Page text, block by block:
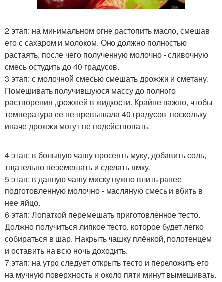
2 этап: на минимальном огне растопить масло, смешав
его с сахаром и молоком. Оно должно полностью
растаять, после чего полученную молочно - сливочную
смесь остудить до 40 градусов.
3 этап: с молочной смесью смешать дрожжи и сметану.
Помешивать получившуюся массу до полного
растворения дрожжей в жидкости. Крайне важно, чтобы
температура ее не превышала 40 градусов, поскольку
иначе дрожжи могут не подействовать.
4 этап: в большую чашу просеять муку, добавить соль,
тщательно перемешать и сделать ямку.
5 этап: в данную чашу миску нужно влить ранее
подготовленную молочно - масляную смесь и вбить в
нее яйцо.
6 этап: Лопаткой перемешать приготовленное тесто.
Должно получиться липкое тесто, которое будет легко
собираться в шар. Накрыть чашку плёнкой, полотенцем
и оставить на всю ночь доходить.
7 этап: на утро следует открыть тесто и переложить его
на мучную поверхность и около пяти минут вымешивать.